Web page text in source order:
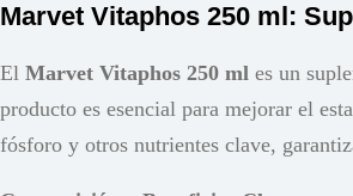
Marvet Vitaphos 250 ml:
El Marvet Vitaphos 250 ml es un
producto es esencial para mejorar el
fósforo y otros nutrientes clave,